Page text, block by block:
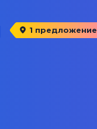
1 предложение